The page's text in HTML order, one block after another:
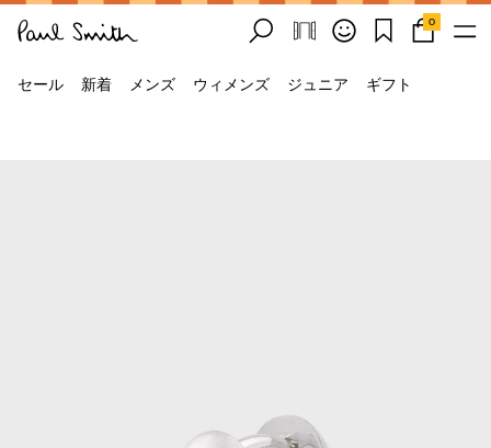
0
セール 新着 メンズ ウィメンズ ジュニア ギフト